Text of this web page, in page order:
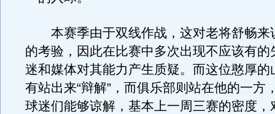
本赛季由于双线作战，这对老将舒畅来
的考验，因此在比赛中多次出现不应该有的
迷和媒体对其能力产生质疑。而这位憨厚的
有站出来“辩解”，而俱乐部则站在他的一方
球迷们能够谅解，基本上一周三赛的密度，